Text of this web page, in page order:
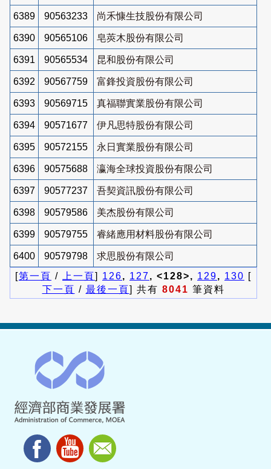
6389 90563233 尚禾慷生技股份有限公司
6390 90565106 皂莢木股份有限公司
6391 90565534 昆和股份有限公司
6392 90567759 富鋒投資股份有限公司
6393 90569715 真福聯實業股份有限公司
6394 90571677 伊凡思特股份有限公司
6395 90572155 永日實業股份有限公司
6396 90575688 瀛海全球投資股份有限公司
6397 90577237 吾契資訊股份有限公司
6398 90579586 美杰股份有限公司
6399 90579755 睿緒應用材料股份有限公司
6400 90579798
求思股份有限公司
[第一頁 / 上一頁] 126, 127, <128>, 129, 130 [
下一頁 / 最後一頁] 共有 8041 筆資料